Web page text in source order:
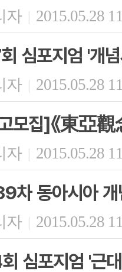
자 | 2015.05.28
심포지엄 '개
자 | 2015.05.28
모집]《東亞觀
자 | 2015.05.28
차 동아시아
자 | 2015.05.28
심포지엄 '근